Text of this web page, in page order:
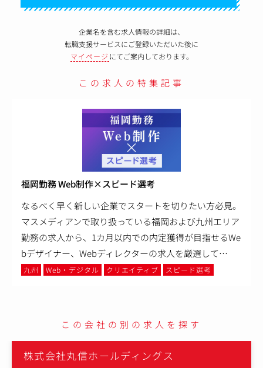
企業名を含む求人情報の詳細は、
転職支援サービスにご登録いただいた後に
マイページ にてご案内しております。
この求人の特集記事
福岡勤務 Web制作×スピード選考
なるべく早く新しい企業でスタートを切りたい方必見。
マスメディアンで取り扱っている福岡および九州エリア
勤務の求人から、1カ月以内での内定獲得が目指せるWe
bデザイナー、Webディレクターの求人を厳選して…
九州 Web・デジタル クリエイティブ スピード選考
この会社の別の求人を探す
株式会社丸信ホールディングス